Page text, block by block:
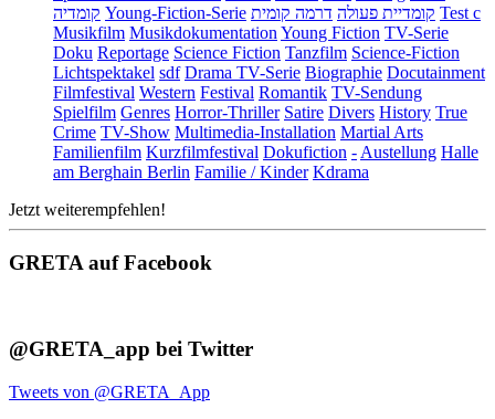
קומדיה Young-Fiction-Serie קומדיית פעולה דרמה קומית
Test c
Musikfilm Musikdokumentation Young Fiction TV-Serie
Doku Reportage Science Fiction Tanzfilm Science-Fiction
Lichtspektakel sdf Drama TV-Serie Biographie Docutainment
Filmfestival Western Festival Romantik TV-Sendung
Spielfilm Genres Horror-Thriller Satire Divers History True
Crime TV-Show Multimedia-Installation Martial Arts
Familienfilm Kurzfilmfestival Dokufiction - Austellung Halle
am Berghain Berlin Familie / Kinder Kdrama
Jetzt weiterempfehlen!
GRETA auf Facebook
@GRETA_app bei Twitter
Tweets von @GRETA_App